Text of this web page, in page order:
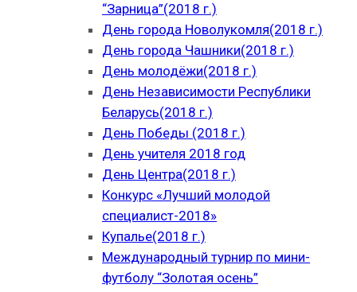
“Зарница”(2018 г.)
День города Новолукомля(2018 г.)
День города Чашники(2018 г.)
День молодёжи(2018 г.)
День Независимости Республики
Беларусь(2018 г.)
День Победы (2018 г.)
День учителя 2018 год
День Центра(2018 г.)
Конкурс «Лучший молодой
специалист-2018»
Купалье(2018 г.)
Международный турнир по мини-
футболу “Золотая осень”